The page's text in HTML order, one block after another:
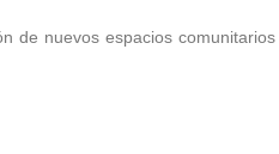
de nuevos espacios